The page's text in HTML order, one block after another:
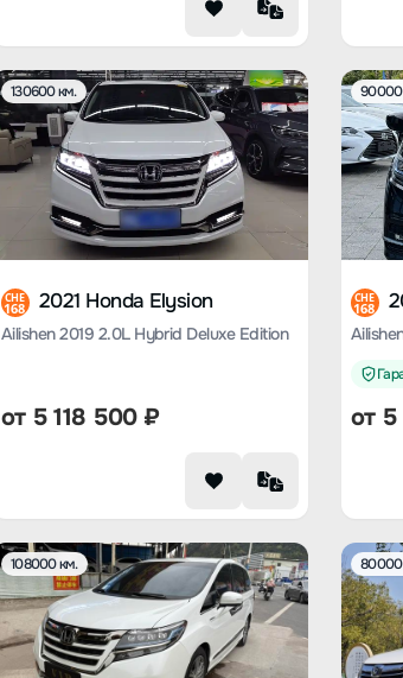
130600 км.
CHE
168 2021 Honda Elysion
Ailishen 2019 2.0L Hybrid Deluxe Edition
от 5 118 500₽
CHE
168
от 5
108000 км.